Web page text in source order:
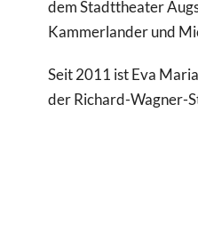
dem Stadttheater
Kammerlander und
Seit 2011 ist Eva
der Richard-Wagner-